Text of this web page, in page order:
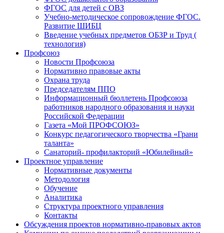
ФГОС для детей с ОВЗ
Учебно-методическое сопровождение ФГОС.
Развитие ШИБЦ
Введение учебных предметов ОБЗР и Труд (
технология)
Профсоюз
Новости Профсоюза
Нормативно правовые акты
Охрана труда
Председателям ППО
Информационный бюллетень Профсоюза
работников народного образования и науки
Российской Федерации
Газета «Мой ПРОФСОЮЗ»
Конкурс педагогического творчества «Грани
таланта»
Санаторий- профилакторий «Юбилейный»
Проектное управление
Нормативные документы
Методология
Обучение
Аналитика
Структура проектного управления
Контакты
Обсуждения проектов нормативно-правовых актов